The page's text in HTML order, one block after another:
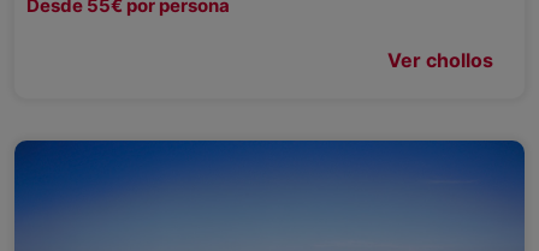
Desde 55€ por persona
Ver chollos